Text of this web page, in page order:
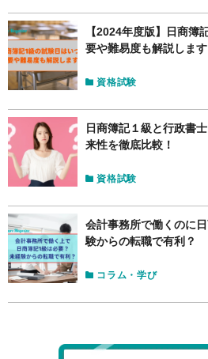
【2024年度版】日商簿
要や難易度も解説します
資格試験
日商簿記１級と行政書
来性を徹底比較！
資格試験
会計事務所で働くのに
験からの転職で有利？
コラム・学び